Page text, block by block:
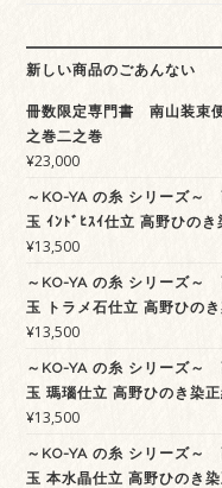
新しい商品のごあんない
冊数限定専門書 南山装
之巻二之巻
¥23,000
～KO-YA の糸 シリーズ～
玉 ｲﾝﾄﾞﾋｽｲ仕立 高野ひのき
¥13,500
～KO-YA の糸 シリーズ～
玉 トラメ石仕立 高野ひの
¥13,500
～KO-YA の糸 シリーズ～
玉 瑪瑙仕立 高野ひのき染
¥13,500
～KO-YA の糸 シリーズ～
玉 本水晶仕立 高野ひのき